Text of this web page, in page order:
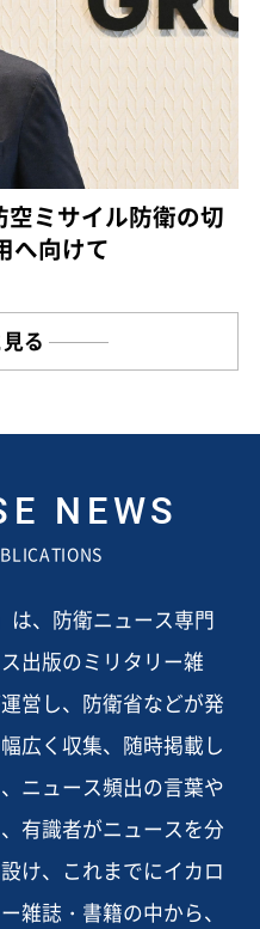
空ミサイル防衛の切
へ向けて
る
NEWS
は、防衛ニュース専門
出版のミリタリー雑
営し、防衛省などが発
広く収集、随時掲載し
ニュース頻出の言葉や
有識者がニュースを分
け、これまでにイカロ
雑誌・書籍の中から、